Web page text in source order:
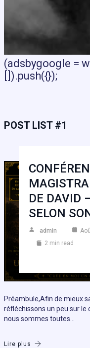
(adsbygoogle =
[]).push({});
POST LIST #1
DE DAVID
SELON
admin
2 min read
Préambule,Afin de mieux
réfléchissons un peu sur
nous sommes toutes…
Lire plus